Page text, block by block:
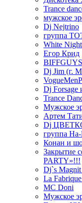
Trance
мужское
Dj Nejtrino
группа
White
Егор Крид
BIFFGUYS
Dj Jim (г.
Dj Forsage
Trance
Мужское
Артем
Dj
группа
Конан и
Закрытие
PARTY»!!!
Dj`s
La
MC Doni
Мужское